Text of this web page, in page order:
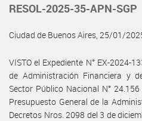
RESOL-2025-35-APN-SGP
Ciudad de Buenos Aires, 25/01/
VISTO el Expediente N° EX-2024-
de Administración Financiera y
Sector Público Nacional N°
Presupuesto General de la
Decretos Nros. 2098 del 3 de